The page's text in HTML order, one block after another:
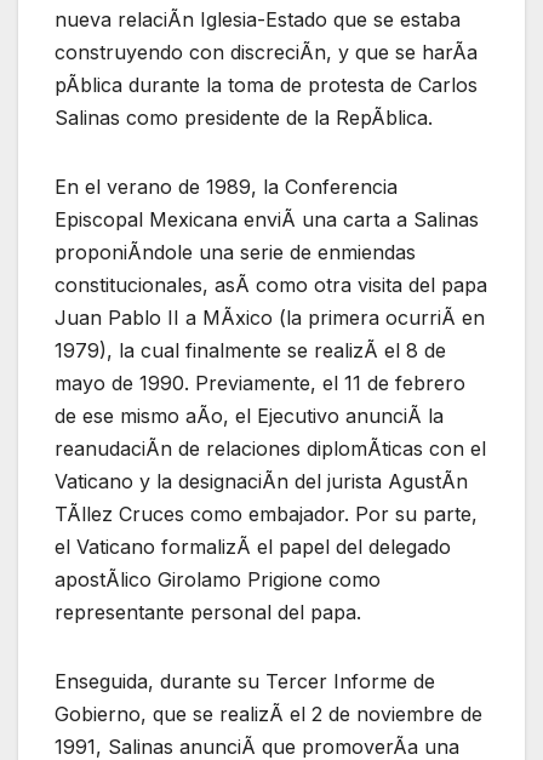
nueva relaciÃn Iglesia-Estado que se estaba
construyendo con discreciÃn, y que se harÃa
pÃblica durante la toma de protesta de Carlos
Salinas como presidente de la RepÃblica.
En el verano de 1989, la Conferencia
Episcopal Mexicana enviÃ una carta a Salinas
proponiÃndole una serie de enmiendas
constitucionales, asÃ como otra visita del papa
Juan Pablo II a MÃxico (la primera ocurriÃ en
1979), la cual finalmente se realizÃ el 8 de
mayo de 1990. Previamente, el 11 de febrero
de ese mismo aÃo, el Ejecutivo anunciÃ la
reanudaciÃn de relaciones diplomÃticas con el
Vaticano y la designaciÃn del jurista AgustÃn
TÃllez Cruces como embajador. Por su parte,
el Vaticano formalizÃ el papel del delegado
apostÃlico Girolamo Prigione como
representante personal del papa.
Enseguida, durante su Tercer Informe de
Gobierno, que se realizÃ el 2 de noviembre de
1991, Salinas anunciÃ que promoverÃa una